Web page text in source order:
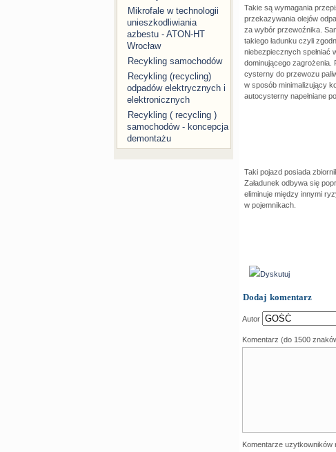
Mikrofale w technologii
unieszkodliwiania
azbestu - ATON-HT
Wrocław
Recykling samochodów
Recykling (recycling)
odpadów elektrycznych i
elektronicznych
Recykling ( recycling )
samochodów - koncepcja
demontażu
Takie są wymagania
przekazywania olejów
za wybór przewoźnika.
takiego ładunku czyli
niebezpiecznych spełniać
dominującego zagrożenia.
cysterny do przewozu
w sposób minimalizujący
autocysterny napełniane
Taki pojazd posiada
Załadunek odbywa się
eliminuje między innymi
w pojemnikach.
Dyskutuj
Dodaj komentarz
Autor
Komentarz (do 1500
Komentarze uzytkowników